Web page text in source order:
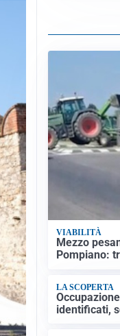
VIABILITÀ
Mezzo
Pompiano:
LA SCOPERTA
identificati,